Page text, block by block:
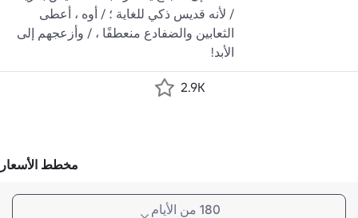
الأبد!
2.9K
مخطط الأسعار
180 من الأيام